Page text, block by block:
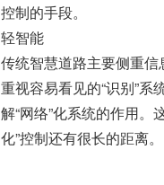
控制的手段。
轻智能
传统智慧道路主要侧重信
重视容易看见的“识别”系
解“网络”化系统的作用
化”控制还有很长的距离。